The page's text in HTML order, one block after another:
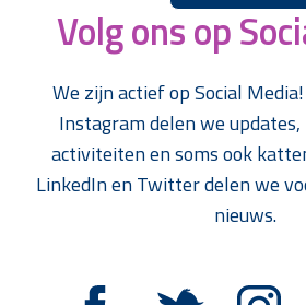
Volg ons op
We zijn actief op Social
Instagram delen we
activiteiten en soms ook
LinkedIn en Twitter delen we
nieuws.